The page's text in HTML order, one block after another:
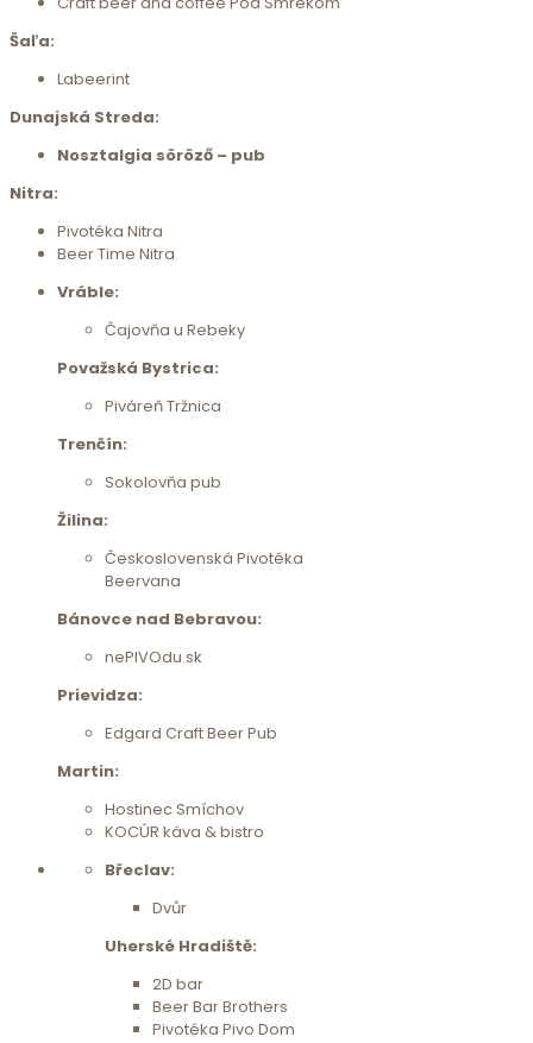
Šaľa:
Labeerint
Dunajská Streda:
Nosztalgia söröző – pub
Nitra:
Pivotéka Nitra
Beer Time Nitra
Vráble:
Čajovňa u Rebeky
Považská Bystrica:
Piváreň Tržnica
Trenčín:
Sokolovňa pub
Žilina:
Československá Pivotéka
Beervana
Bánovce nad Bebravou:
nePIVOdu.sk
Prievidza:
Edgard Craft Beer Pub
Martin:
Hostinec Smíchov
KOCÚR káva & bistro
Břeclav:
Dvůr
Uherské Hradiště:
2D bar
Beer Bar Brothers
Pivotéka Pivo Dom